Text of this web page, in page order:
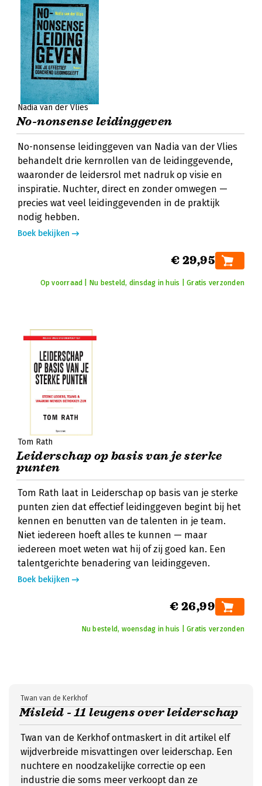
Nadia van der Vlies
No-nonsense leidinggeven
No-nonsense leidinggeven van Nadia van der Vlies
behandelt drie kernrollen van de leidinggevende,
waaronder de leidersrol met nadruk op visie en
inspiratie. Nuchter, direct en zonder omwegen —
precies wat veel leidinggevenden in de praktijk
nodig hebben.
Boek bekijken
€ 29,95
Op voorraad | Nu besteld, dinsdag in huis | Gratis verzonden
Tom Rath
Leiderschap op basis van je sterke
punten
Tom Rath laat in Leiderschap op basis van je sterke
punten zien dat effectief leidinggeven begint bij het
kennen en benutten van de talenten in je team.
Niet iedereen hoeft alles te kunnen — maar
iedereen moet weten wat hij of zij goed kan. Een
talentgerichte benadering van leidinggeven.
Boek bekijken
€ 26,99
Nu besteld, woensdag in huis | Gratis verzonden
Misleid - 11 leugens over leiderschap
Twan van de Kerkhof
Twan van de Kerkhof ontmaskert in dit artikel elf
wijdverbreide misvattingen over leiderschap. Een
nuchtere en noodzakelijke correctie op een
industrie die soms meer verkoopt dan ze